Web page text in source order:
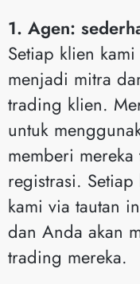
1. Agen:
Setiap klien
menjadi mitra
trading klien.
untuk
memberi
registrasi.
kami via tautan
dan Anda akan
trading mereka.